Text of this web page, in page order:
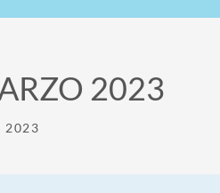
2023
2023